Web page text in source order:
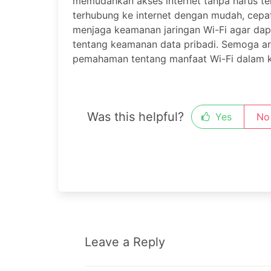
terhubung ke internet dengan mudah,
menjaga keamanan jaringan Wi-Fi agar
tentang keamanan data pribadi. Semoga
pemahaman tentang manfaat Wi-Fi dalam
Was this helpful? Yes No
Leave a Reply